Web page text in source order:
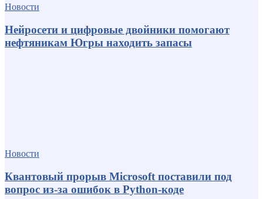
Новости
Нейросети и цифровые двойники помогают
нефтяникам Югры находить запасы
Новости
Квантовый прорыв Microsoft поставили под
вопрос из-за ошибок в Python-коде